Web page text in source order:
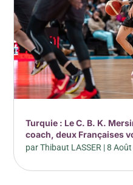
Turquie : Le C. B. K.
coach, deux Françaises
parThibaut LASSER |8